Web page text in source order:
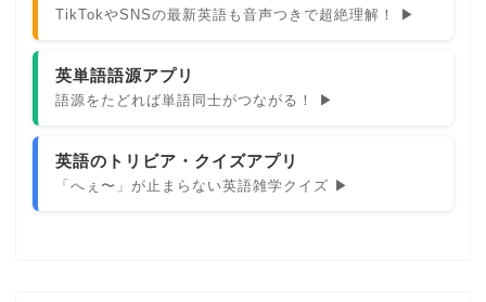
TikTokやSNSの最新英語も音声つきで超絶理解！ ▶
英単語語源アプリ
語源をたどれば単語同士がつながる！ ▶
英語のトリビア・クイズアプリ
「へぇ〜」が止まらない英語雑学クイズ ▶